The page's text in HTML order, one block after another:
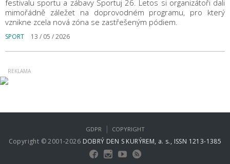
festivalu sportu a zábavy Sportuj 26. Letos si organizátoři dali
mimořádně záležet na doprovodném programu, pro který
vznikne zcela nová zóna se zastřešeným pódiem.
SPORT 13 / 05 / 2026
Copyright © 2001-2026 DOBRÝ DEN S KURÝREM, a. s., ISSN 1213-1385
GDPR | COPYRIGHT